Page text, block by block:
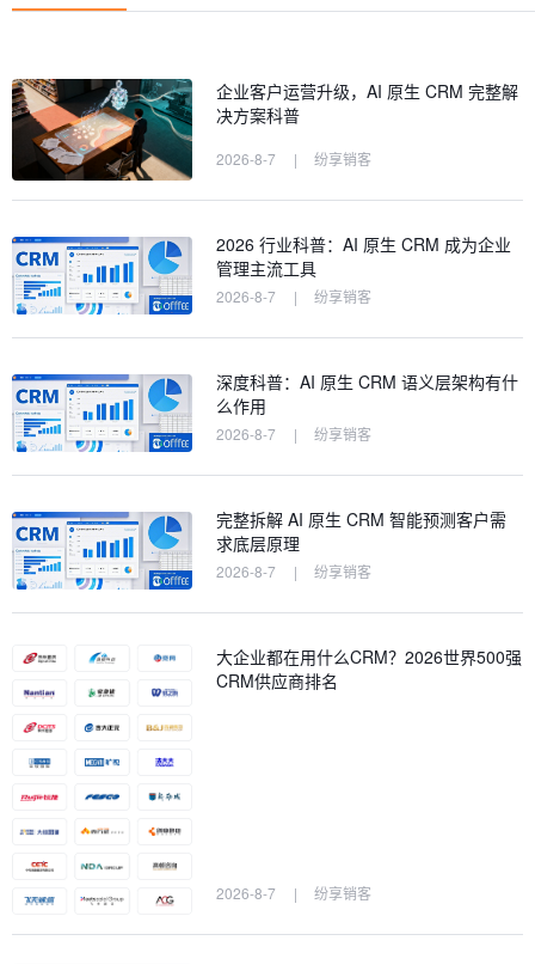
企业客户运营升级，AI 原生 CRM 完整解
决方案科普
2026-8-7 | 纷享销客
2026 行业科普：AI 原生 CRM 成为企业
管理主流工具
2026-8-7 | 纷享销客
深度科普：AI 原生 CRM 语义层架构有什
么作用
2026-8-7 | 纷享销客
完整拆解 AI 原生 CRM 智能预测客户需
求底层原理
2026-8-7 | 纷享销客
大企业都在用什么CRM？2026世界500强
CRM供应商排名
2026-8-7 | 纷享销客